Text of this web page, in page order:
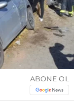
ABONE OL